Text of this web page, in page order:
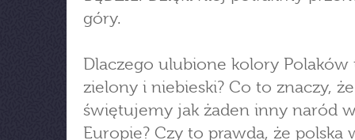
góry.
Dlaczego ulubione kolory Polaków
zielony i niebieski? Co to znaczy, że
świętujemy jak żaden inny naród
Europie? Czy to prawda, że polska